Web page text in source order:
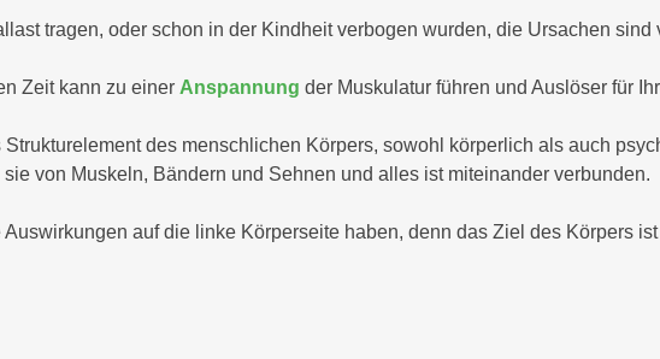
Allergien und
Intoleranzen
Beschwerden
Beschwerden
Dorn - Breuss
Labordiagnostik
Gesprächstherapie
Homöopathie
Injektion und
tragen, oder schon in der Kindheit verbogen wurden, die Ursachen sind
Zeit kann zu einer Anspannung der Muskulatur führen und Auslöser für
des menschlichen Körpers, sowohl körperlich als auch
von Muskeln, Bändern und Sehnen und alles ist miteinander verbunden.
auf die linke Körperseite haben, denn das Ziel des Körpers